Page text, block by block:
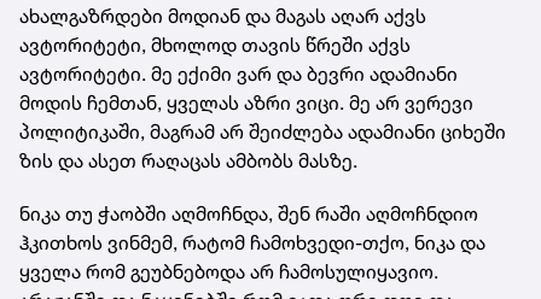
ახალგაზრდები მოდიან და მაგას აღარ აქვს
ავტორიტეტი, მხოლოდ თავის წრეში აქვს
ავტორიტეტი. მე ექიმი ვარ და ბევრი ადამიანი
მოდის ჩემთან, ყველას აზრი ვიცი. მე არ ვერევი
პოლიტიკაში, მაგრამ არ შეიძლება ადამიანი ციხეში
ზის და ასეთ რაღაცას ამბობს მასზე.
ნიკა თუ ჭაობში აღმოჩნდა, შენ რაში აღმოჩნდიო
ჰკითხოს ვინმემ, რატომ ჩამოხვედი-თქო, ნიკა და
ყველა რომ გეუბნებოდა არ ჩამოსულიყავიო.